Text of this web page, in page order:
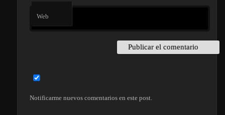
Web
Notificarme nuevos comentarios en este post.